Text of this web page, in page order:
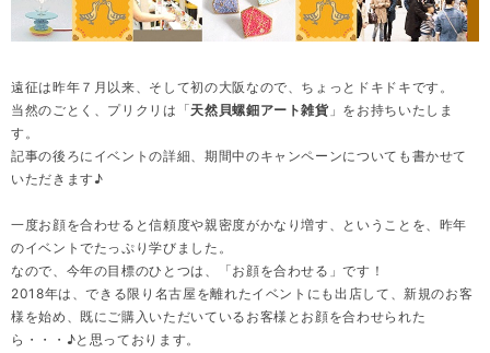
遠征は昨年７月以来、そして初の大阪なので、ちょっとドキドキです。
当然のごとく、プリクリは「天然貝螺鈿アート雑貨」をお持ちいたしま
す。
記事の後ろにイベントの詳細、期間中のキャンペーンについても書かせて
いただきます♪
一度お顔を合わせると信頼度や親密度がかなり増す、ということを、昨年
のイベントでたっぷり学びました。
なので、今年の目標のひとつは、「お顔を合わせる」です！
2018年は、できる限り名古屋を離れたイベントにも出店して、新規のお客
様を始め、既にご購入いただいているお客様とお顔を合わせられた
ら・・・♪と思っております。